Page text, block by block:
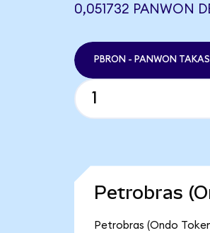
0,051732 PANWON
PBRON - PANWON
Petrobras
Petrobras (Ondo